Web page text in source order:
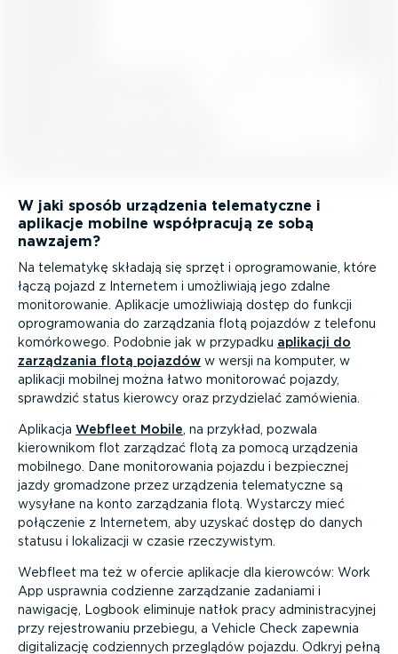
W jaki sposób urządzenia telema­tyczne i
aplikacje mobilne współ­pracują ze sobą
nawzajem?
Na telematykę składają się sprzęt i oprogra­mo­wanie, które
łączą pojazd z Internetem i umożliwiają jego zdalne
monito­ro­wanie. Aplikacje umożliwiają dostęp do funkcji
oprogra­mo­wania do zarządzania flotą pojazdów z telefonu
komórkowego. Podobnie jak w przypadku aplikacji do
zarządzania flotą pojazdów w wersji na komputer, w
aplikacji mobilnej można łatwo monitorować pojazdy,
sprawdzić status kierowcy oraz przydzielać zamówienia.
Aplikacja Webfleet Mobile , na przykład, pozwala
kierownikom flot zarządzać flotą za pomocą urządzenia
mobilnego. Dane monito­ro­wania pojazdu i bezpiecznej
jazdy gromadzone przez urządzenia telema­tyczne są
wysyłane na konto zarządzania flotą. Wystarczy mieć
połączenie z Internetem, aby uzyskać dostęp do danych
statusu i lokalizacji w czasie rzeczy­wistym.
Webfleet ma też w ofercie aplikacje dla kierowców: Work
App usprawnia codzienne zarządzanie zadaniami i
nawigację, Logbook eliminuje natłok pracy admini­stra­cyjnej
przy rejestro­waniu przebiegu, a Vehicle Check zapewnia
digita­li­zację codziennych przeglądów pojazdu. Odkryj pełną